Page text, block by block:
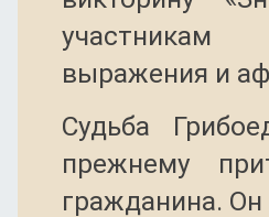
участникам
выражения и
Судьба
прежнему
гражданина.